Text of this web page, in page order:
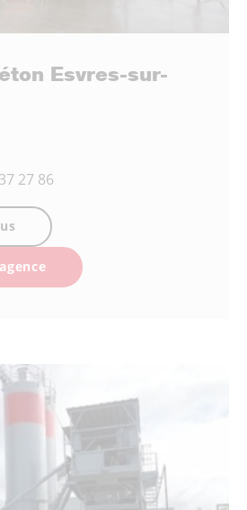
Esvres-sur-
27 86